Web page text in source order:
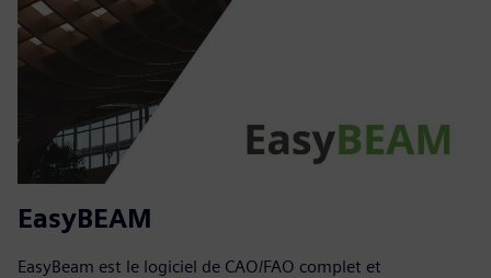
EasyBEAM
EasyBeam est le logiciel de CAO/FAO complet et